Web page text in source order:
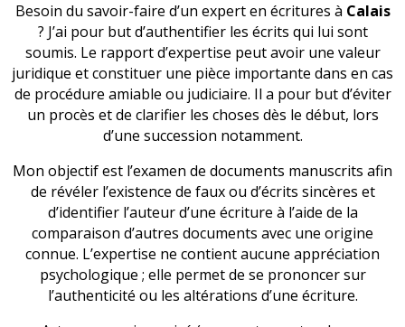
Besoin du savoir-faire d’un expert en écritures à Calais
? J’ai pour but d’authentifier les écrits qui lui sont
soumis. Le rapport d’expertise peut avoir une valeur
juridique et constituer une pièce importante dans en cas
de procédure amiable ou judiciaire. Il a pour but d’éviter
un procès et de clarifier les choses dès le début, lors
d’une succession notamment.
Mon objectif est l’examen de documents manuscrits afin
de révéler l’existence de faux ou d’écrits sincères et
d’identifier l’auteur d’une écriture à l’aide de la
comparaison d’autres documents avec une origine
connue. L’expertise ne contient aucune appréciation
psychologique ; elle permet de se prononcer sur
l’authenticité ou les altérations d’une écriture.